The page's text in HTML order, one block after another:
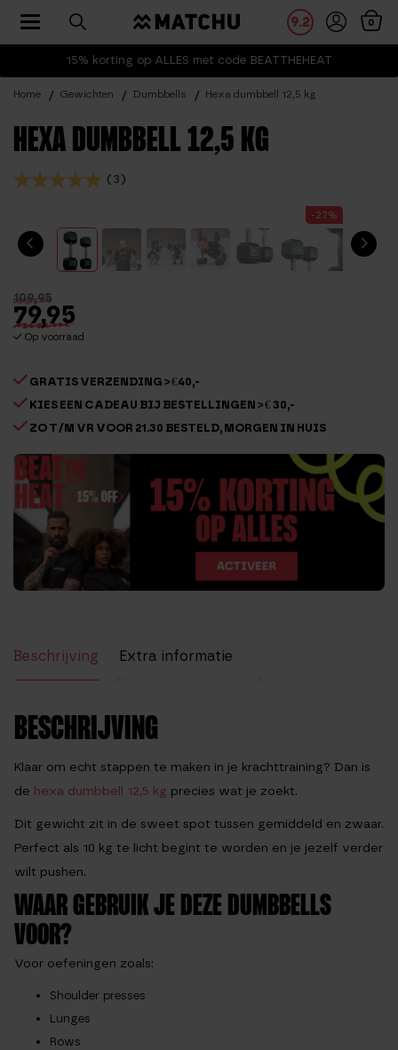
15% korting op ALLES met code BEATTHEHEAT
9.2 0
Toggle navigation
Home Gewichten Dumbbells Hexa dumbbell 12,5 kg
HEXA DUMBBELL 12,5 KG
(3)
-27%
109,95
79,95
Op voorraad
GRATIS VERZENDING > €40,-
KIES EEN CADEAU BIJ BESTELLINGEN > € 30,-
ZO T/M VR VOOR 21.30 BESTELD, MORGEN IN HUIS
Beschrijving
Extra informatie
BESCHRIJVING
Klaar om echt stappen te maken in je krachttraining? Dan is
de hexa dumbbell 12,5 kg precies wat je zoekt.
Dit gewicht zit in de sweet spot tussen gemiddeld en zwaar.
Perfect als 10 kg te licht begint te worden en je jezelf verder
wilt pushen.
WAAR GEBRUIK JE DEZE DUMBBELLS
VOOR?
Voor oefeningen zoals:
Shoulder presses
Lunges
Rows